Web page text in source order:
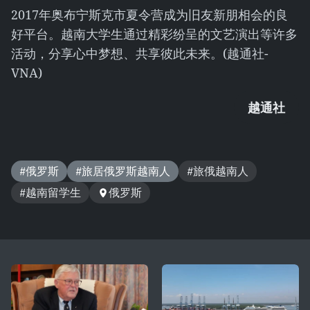
2017年奥布宁斯克市夏令营成为旧友新朋相会的良
好平台。越南大学生通过精彩纷呈的文艺演出等许多
活动，分享心中梦想、共享彼此未来。(越通社-
VNA)
越通社
#俄罗斯 #旅居俄罗斯越南人
#旅俄越南人
#越南留学生
俄罗斯